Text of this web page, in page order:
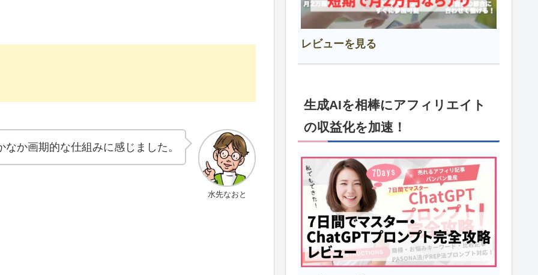
水先なおと
か画期的な仕組みに感じました。
レビューを見る
生成AIを相棒にアフィリエイト
の収益化を加速！